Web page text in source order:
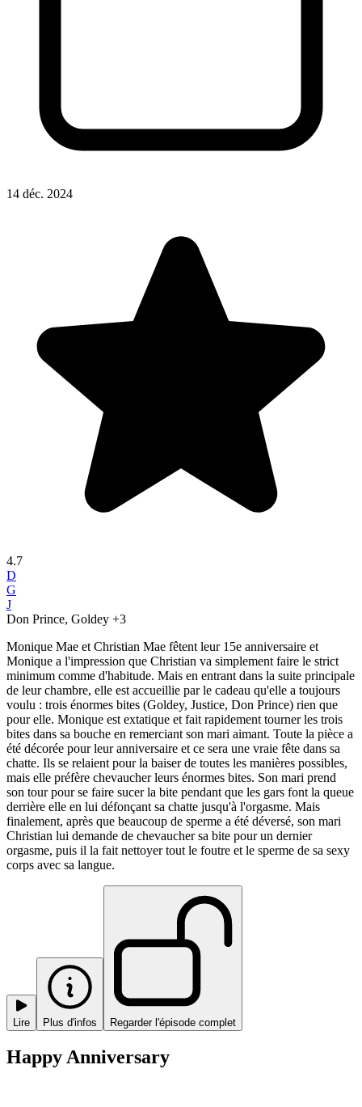
14 déc. 2024
4.7
D
G
J
Don Prince, Goldey +3
Monique Mae et Christian Mae fêtent leur 15e anniversaire et
Monique a l'impression que Christian va simplement faire le strict
minimum comme d'habitude. Mais en entrant dans la suite principale
de leur chambre, elle est accueillie par le cadeau qu'elle a toujours
voulu : trois énormes bites (Goldey, Justice, Don Prince) rien que
pour elle. Monique est extatique et fait rapidement tourner les trois
bites dans sa bouche en remerciant son mari aimant. Toute la pièce a
été décorée pour leur anniversaire et ce sera une vraie fête dans sa
chatte. Ils se relaient pour la baiser de toutes les manières possibles,
mais elle préfère chevaucher leurs énormes bites. Son mari prend
son tour pour se faire sucer la bite pendant que les gars font la queue
derrière elle en lui défonçant sa chatte jusqu'à l'orgasme. Mais
finalement, après que beaucoup de sperme a été déversé, son mari
Christian lui demande de chevaucher sa bite pour un dernier
orgasme, puis il la fait nettoyer tout le foutre et le sperme de sa sexy
corps avec sa langue.
Lire Plus d'infos Regarder l'épisode complet
Happy Anniversary